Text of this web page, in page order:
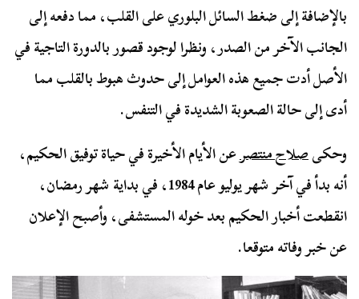
بالإضافة إلى ضغط السائل البلوري على القلب، مما دفعه إلى
الجانب الآخر من الصدر، ونظرا لوجود قصور بالدورة التاجية في
الأصل أدت جميع هذه العوامل إلى حدوث هبوط بالقلب مما
أدى إلى حالة الصعوبة الشديدة في التنفس.
وحكىصلاح منتصرعن الأيام الأخيرة في حياة توفيق الحكيم،
أنه بدأ في آخر شهر يوليو عام 1984، في بداية شهر رمضان،
انقطعت أخبار الحكيم بعد خوله المستشفى، وأصبح الإعلان
عن خبر وفاته متوقعا.